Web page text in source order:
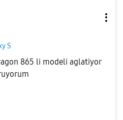
S
865 li modeli aglatiyor